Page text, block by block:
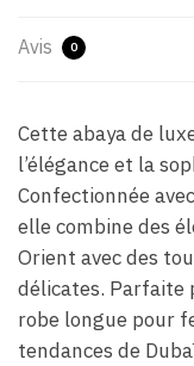
Avis 0
Cette abaya de
l’élégance et la
Confectionnée
elle combine des
Orient avec des
délicates. Parfaite
robe longue pour
tendances de